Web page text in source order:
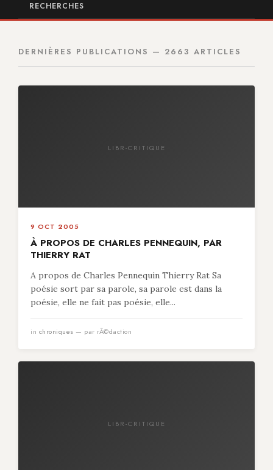
RECHERCHES
DERNIÈRES PUBLICATIONS — 2663 ARTICLES
LIBR-CRITIQUE
9 OCT 2005
À PROPOS DE CHARLES PENNEQUIN, PAR
THIERRY RAT
A propos de Charles Pennequin Thierry Rat Sa
poésie sort par sa parole, sa parole est dans la
poésie, elle ne fait pas poésie, elle...
in chroniques — par rÃ©daction
LIBR-CRITIQUE